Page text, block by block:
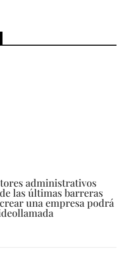
administrativos
las últimas barreras
una empresa podrá